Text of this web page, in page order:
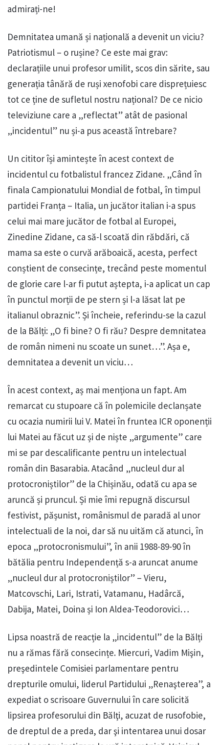
admirați-ne!
Demnitatea umană și națională a devenit un viciu?
Patriotismul – o rușine? Ce este mai grav:
declarațiile unui profesor umilit, scos din sărite, sau
generația tânără de ruși xenofobi care disprețuiesc
tot ce ține de sufletul nostru național? De ce nicio
televiziune care a „reflectat” atât de pasional
„incidentul” nu și-a pus această întrebare?
Un cititor își amintește în acest context de
incidentul cu fotbalistul francez Zidane. „Când în
finala Campionatului Mondial de fotbal, în timpul
partidei Franța – Italia, un jucător italian i-a spus
celui mai mare jucător de fotbal al Europei,
Zinedine Zidane, ca să-l scoată din răbdări, că
mama sa este o curvă arăboaică, acesta, perfect
conștient de consecințe, trecând peste momentul
de glorie care l-ar fi putut aștepta, i-a aplicat un cap
în punctul morții de pe stern și l-a lăsat lat pe
italianul obraznic”. Și încheie, referindu-se la cazul
de la Bălți: „O fi bine? O fi rău? Despre demnitatea
de român nimeni nu scoate un sunet…”. Așa e,
demnitatea a devenit un viciu…
În acest context, aș mai menționa un fapt. Am
remarcat cu stupoare că în polemicile declanșate
cu ocazia numirii lui V. Matei în fruntea ICR oponenții
lui Matei au făcut uz și de niște „argumente” care
mi se par descalificante pentru un intelectual
român din Basarabia. Atacând „nucleul dur al
protocroniștilor” de la Chișinău, odată cu apa se
aruncă și pruncul. Și mie îmi repugnă discursul
festivist, pășunist, românismul de paradă al unor
intelectuali de la noi, dar să nu uităm că atunci, în
epoca „protocronismului”, în anii 1988-89-90 în
bătălia pentru Independență s-a aruncat anume
„nucleul dur al protocroniștilor” – Vieru,
Matcovschi, Lari, Istrati, Vatamanu, Hadârcă,
Dabija, Matei, Doina și Ion Aldea-Teodorovici…
Lipsa noastră de reacție la „incidentul” de la Bălți
nu a rămas fără consecințe. Miercuri, Vadim Mişin,
preşedintele Comisiei parlamentare pentru
drepturile omului, liderul Partidului „Renaşterea”, a
expediat o scrisoare Guvernului în care solicită
lipsirea profesorului din Bălţi, acuzat de rusofobie,
de dreptul de a preda, dar şi intentarea unui dosar